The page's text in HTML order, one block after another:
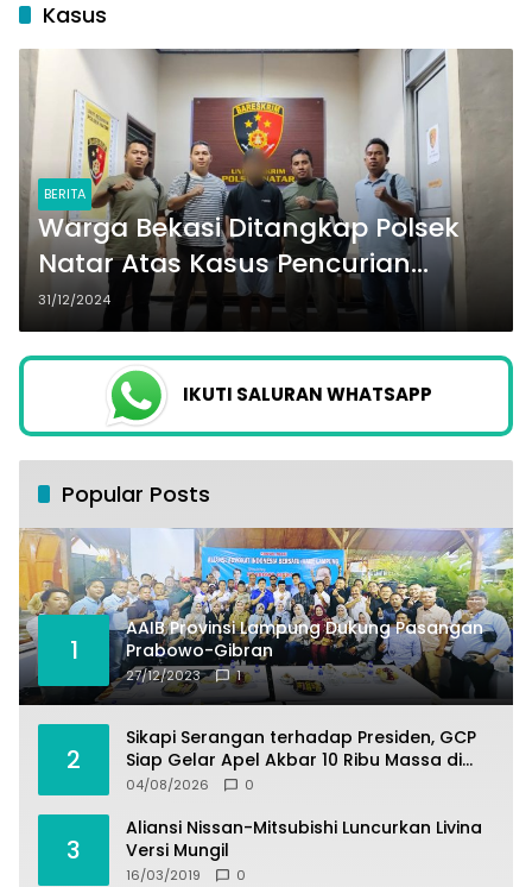
Kasus
BERITA
Warga Bekasi Ditangkap Polsek
Natar Atas Kasus Pencurian
Sepeda Motor
31/12/2024
IKUTI SALURAN WHATSAPP
Popular Posts
1
AAIB Provinsi Lampung Dukung Pasangan
Prabowo-Gibran
27/12/2023 1
2
Sikapi Serangan terhadap Presiden, GCP
Siap Gelar Apel Akbar 10 Ribu Massa di
Sukabumi.
04/08/2026 0
3
Aliansi Nissan-Mitsubishi Luncurkan Livina
Versi Mungil
16/03/2019 0